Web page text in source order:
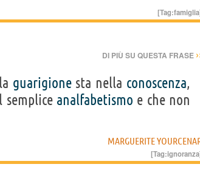
[Tag:famiglia
DI PIÙ SU QUESTA FRASE
guarigionesta nella conoscenza,
semplice analfabetismo e che non
MARGUERITE
[Tag:ignoranza